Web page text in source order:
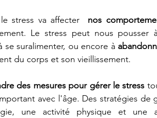
stress va affecter nos
Le stress peut nous pousser à
se suralimenter, ou encore à
du corps et son vieillissement.
des mesures pour gérer le stress
avec l'âge. Des stratégies de
une activité physique et une